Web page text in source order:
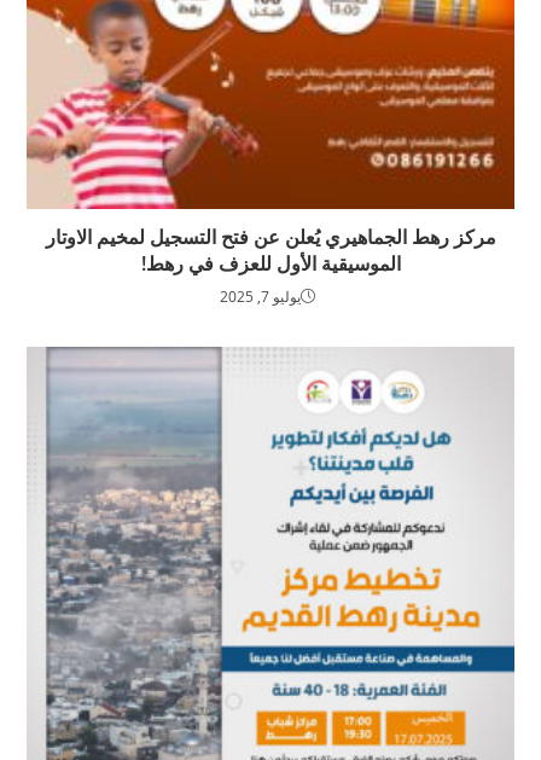
مركز رهط الجماهيري يُعلن عن فتح التسجيل لمخيم الاوتار
الموسيقية الأول للعزف في رهط!
يوليو 7, 2025